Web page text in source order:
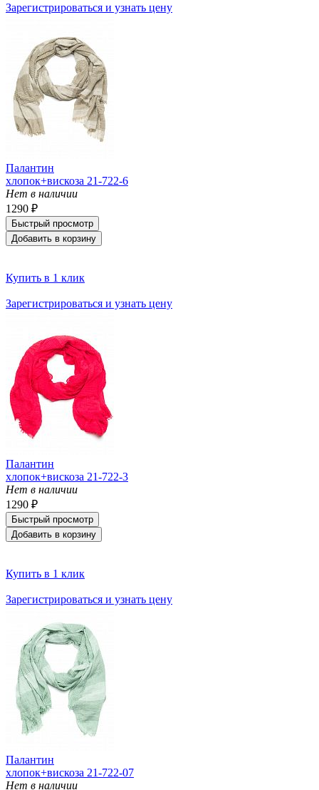
Зарегистрироваться и узнать цену
Палантин
хлопок+вискоза 21-722-6
Нет в наличии
1290 ₽
Быстрый просмотр
Добавить в корзину
Купить в 1 клик
Зарегистрироваться и узнать цену
Палантин
хлопок+вискоза 21-722-3
Нет в наличии
1290 ₽
Быстрый просмотр
Добавить в корзину
Купить в 1 клик
Зарегистрироваться и узнать цену
Палантин
хлопок+вискоза 21-722-07
Нет в наличии